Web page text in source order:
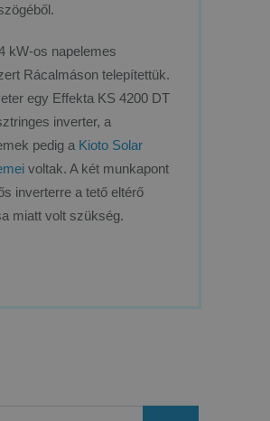
kW-os napelemes
Rácalmáson telepítettük.
egy Effekta KS 4200 DT
inverter, a
pedig a Kioto Solar
voltak. A két munkapont
inverterre a tető eltérő
miatt volt szükség.